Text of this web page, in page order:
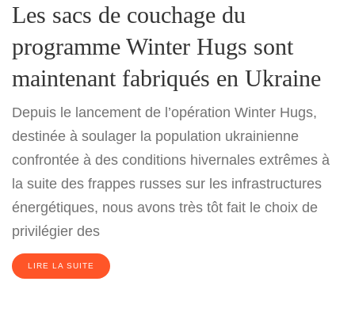
Les sacs de couchage du
programme Winter Hugs sont
maintenant fabriqués en Ukraine
Depuis le lancement de l’opération Winter Hugs,
destinée à soulager la population ukrainienne
confrontée à des conditions hivernales extrêmes à
la suite des frappes russes sur les infrastructures
énergétiques, nous avons très tôt fait le choix de
privilégier des
LIRE LA SUITE